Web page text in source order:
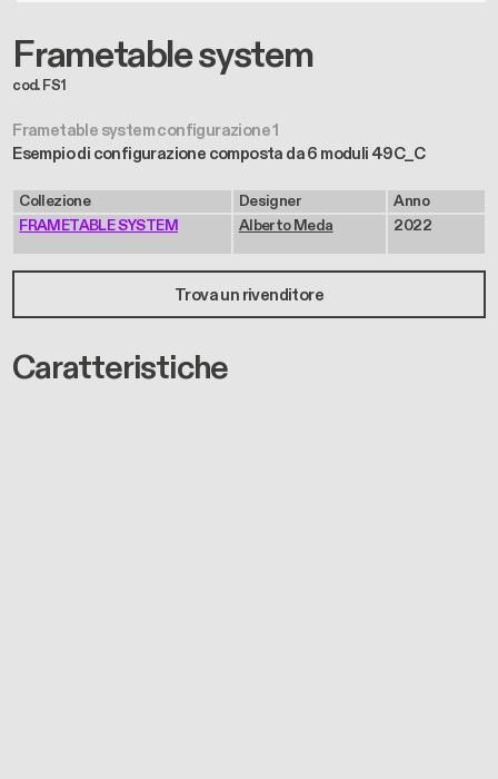
Frametable system
cod. FS1
Frametable system configurazione 1
Esempio di configurazione composta da 6 moduli 49C_C
Collezione
FRAMETABLE SYSTEM
Designer
Alberto Meda
Anno
2022
Trova un rivenditore
Caratteristiche